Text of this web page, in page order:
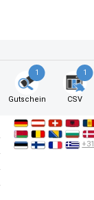
1
Gutschein
1
CSV
+31